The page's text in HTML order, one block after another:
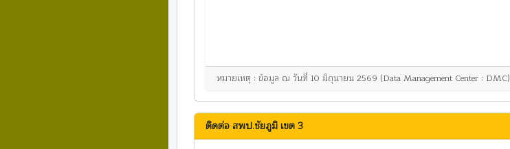
หมายเหตุ : ข้อมูล ณ วันที่ 10 มิถุนายน 2569 (Data Management Center : DMC)
ติดต่อ สพป.ชัยภูมิ เขต 3